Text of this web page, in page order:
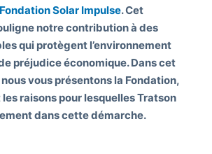
Solar Impulse. Cet
notre contribution à des
qui protègent l’environnement
préjudice économique. Dans cet
vous présentons la Fondation,
raisons pour lesquelles Tratson
dans cette démarche.